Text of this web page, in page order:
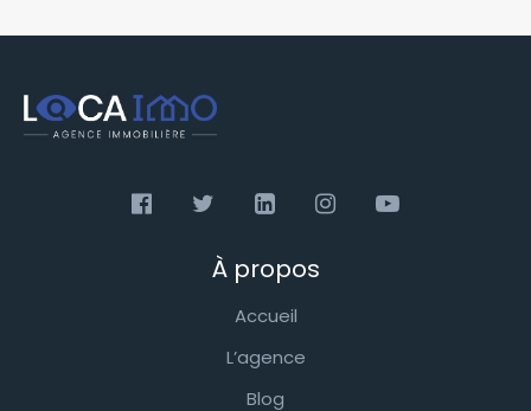
À propos
Accueil
L’agence
Blog